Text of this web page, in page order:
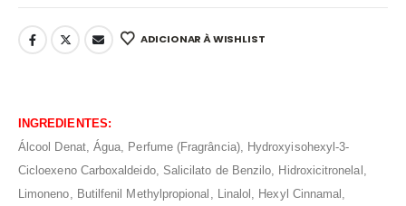
ADICIONAR À WISHLIST
INGREDIENTES:
Álcool Denat, Água, Perfume (Fragrância), Hydroxyisohexyl-3-
Cicloexeno Carboxaldeido, Salicilato de Benzilo, Hidroxicitronelal,
Limoneno, Butilfenil Methylpropional, Linalol, Hexyl Cinnamal,